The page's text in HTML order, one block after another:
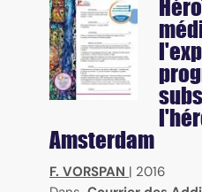
Amsterdam
F. VORSPAN | 2016